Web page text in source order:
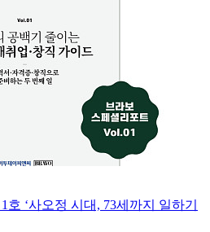
호 ‘사오정 시대, 73세까지 일하기